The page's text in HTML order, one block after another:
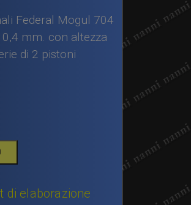
Federal Mogul 704
mm. con altezza
di 2 pistoni
di elaborazione